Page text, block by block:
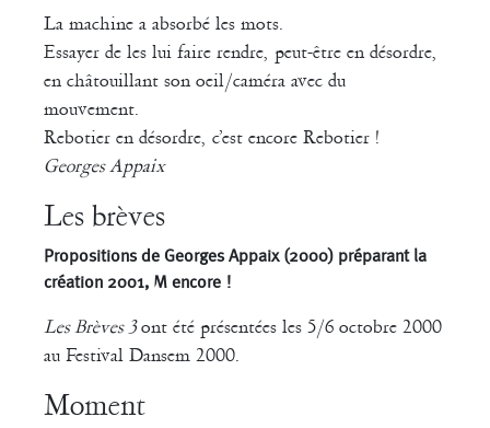
La machine a absorbé les mots.
Essayer de les lui faire rendre, peut-être en désordre,
en châtouillant son oeil/caméra avec du
mouvement.
Rebotier en désordre, c’est encore Rebotier !
Georges Appaix
Les brèves
Propositions de Georges Appaix (2000) préparant la
création 2001, M encore !
Les Brèves 3ont été présentées les 5/6 octobre 2000
au Festival Dansem 2000.
Moment